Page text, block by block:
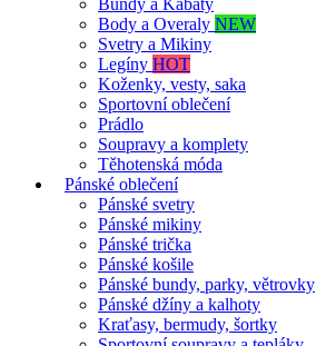
Bundy a Kabáty
Body a Overaly NEW
Svetry a Mikiny
Legíny HOT
Koženky, vesty, saka
Sportovní oblečení
Prádlo
Soupravy a komplety
Těhotenská móda
Pánské oblečení
Pánské svetry
Pánské mikiny
Pánské trička
Pánské košile
Pánské bundy, parky, větrovky
Pánské džíny a kalhoty
Kraťasy, bermudy, šortky